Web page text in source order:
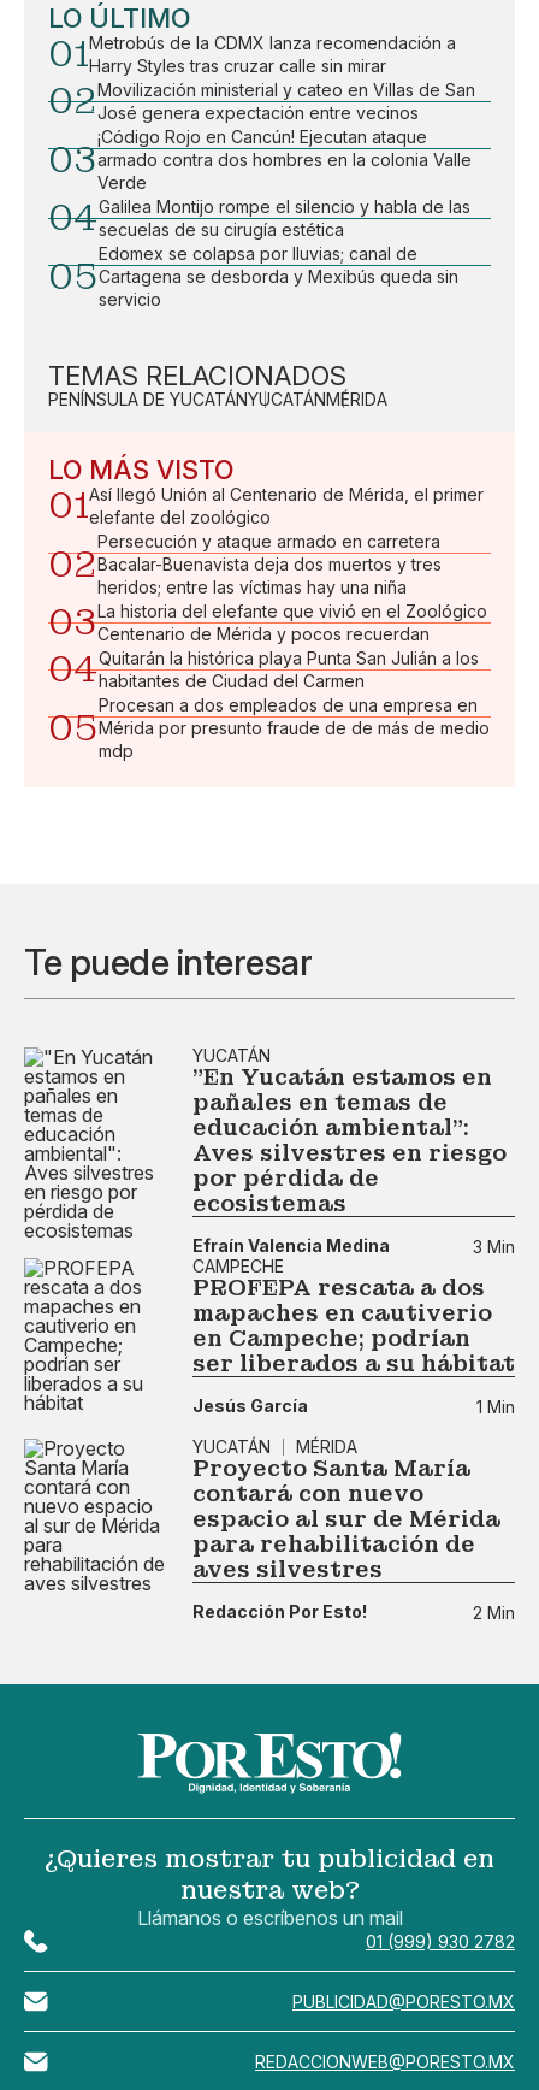
LO ÚLTIMO
01Metrobús de la CDMX lanza recomendación a
Harry Styles tras cruzar calle sin mirar
02Movilización ministerial y cateo en Villas de San
José genera expectación entre vecinos
03
¡Código Rojo en Cancún! Ejecutan ataque
armado contra dos hombres en la colonia Valle
Verde
04Galilea Montijo rompe el silencio y habla de las
secuelas de su cirugía estética
05
Edomex se colapsa por lluvias; canal de
Cartagena se desborda y Mexibús queda sin
servicio
TEMAS RELACIONADOS
PENÍNSULA DE YUCATÁNYUCATÁNMÉRIDA
LO MÁS VISTO
01Así llegó Unión al Centenario de Mérida, el primer
elefante del zoológico
02
Persecución y ataque armado en carretera
Bacalar-Buenavista deja dos muertos y tres
heridos; entre las víctimas hay una niña
03La historia del elefante que vivió en el Zoológico
Centenario de Mérida y pocos recuerdan
04Quitarán la histórica playa Punta San Julián a los
habitantes de Ciudad del Carmen
05
Procesan a dos empleados de una empresa en
Mérida por presunto fraude de de más de medio
mdp
Te puede interesar
YUCATÁN
"En Yucatán estamos en
pañales en temas de
educación ambiental":
Aves silvestres en riesgo
por pérdida de
ecosistemas
Efraín Valencia Medina
3 Min
CAMPECHE
PROFEPA rescata a dos
mapaches en cautiverio
en Campeche; podrían
ser liberados a su hábitat
Jesús García
1 Min
YUCATÁN
MÉRIDA
Proyecto Santa María
contará con nuevo
espacio al sur de Mérida
para rehabilitación de
aves silvestres
Redacción Por Esto! 2 Min
¿Quieres mostrar tu publicidad en
nuestra web?
Llámanos o escríbenos un mail
01 (999) 930 2782
PUBLICIDAD@PORESTO.MX
REDACCIONWEB@PORESTO.MX